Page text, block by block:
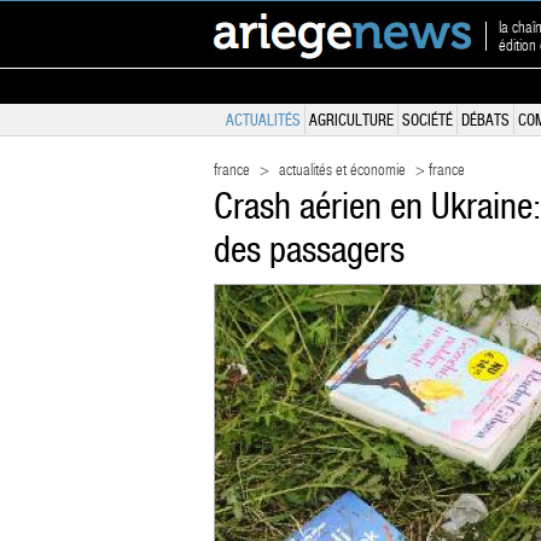
la
édition
ACTUALITÉS AGRICULTURE SOCIÉTÉ DÉBATS
france > actualités et économie > france
Crash aérien en
des passagers